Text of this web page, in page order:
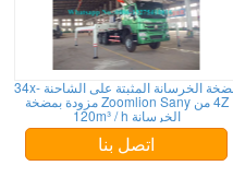
مضخة الخرسانة المثبتة على الشاحنة 34x-
4Z من Zoomlion Sany مزودة بمضخة
الخرسانة 120m³ / h
اتصل بنا